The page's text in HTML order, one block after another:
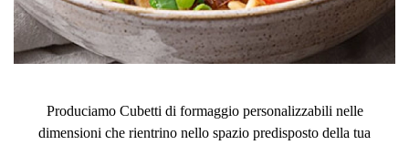
Produciamo Cubetti di formaggio personalizzabili nelle
dimensioni che rientrino nello spazio predisposto della tua